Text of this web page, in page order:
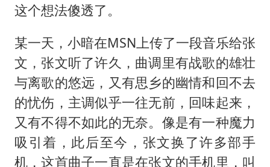
这个想法傻透了。
某一天，小暗在MSN上传了一段音乐给张
文，张文听了许久，曲调里有战歌的雄壮
与离歌的悠远，又有思乡的幽情和回不去
的忧伤，主调似乎一往无前，回味起来，
又有不得不如此的无奈。像是有一种魔力
吸引着，此后至今，张文换了许多部手
机，这首曲子一直是在张文的手机里，叫